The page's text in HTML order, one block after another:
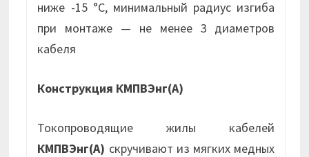
ниже -15 °С, минимальный радиус изгиба
при монтаже — не менее 3 диаметров
кабеля
Конструкция КМПВЭнг(А)
Токопроводящие жилы кабелей
КМПВЭнг(А) скручивают из мягких медных